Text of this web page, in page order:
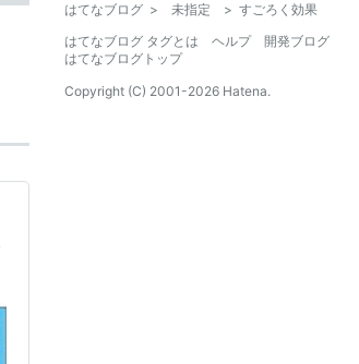
はてなブログ > 未指定 > すごろく効果
はてなブログ タグとは
ヘルプ
開発ブログ
はてなブログトップ
Copyright (C) 2001-2026 Hatena.